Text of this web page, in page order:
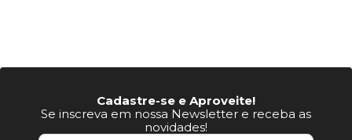
Cadastre-se e Aproveite!
Se inscreva em nossa Newsletter e receba as
novidades!